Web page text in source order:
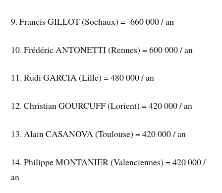
9. Francis GILLOT (Sochaux) = 660 000 / an
10. Frédéric ANTONETTI (Rennes) = 600 000 / an
11. Rudi GARCIA (Lille) = 480 000 / an
12. Christian GOURCUFF (Lorient) = 420 000 / an
13. Alain CASANOVA (Toulouse) = 420 000 / an
14. Philippe MONTANIER (Valenciennes) = 420 000 /
an